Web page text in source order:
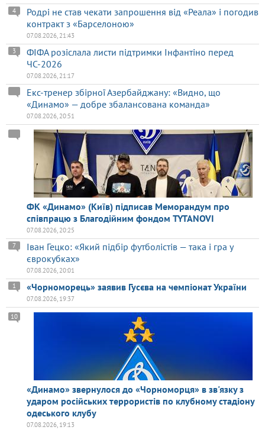
Родрі не став чекати запрошення від «Реала» і погодив
контракт з «Барселоною»
4
07.08.2026, 21:43
ФІФА розіслала листи підтримки Інфантіно перед
ЧС-2026
3
07.08.2026, 21:17
Екс-тренер збірної Азербайджану: «Видно, що
«Динамо» — добре збалансована команда»
07.08.2026, 20:51
ФК «Динамо» (Київ) підписав Меморандум про
співпрацю з Благодійним фондом TYTANOVI
07.08.2026, 20:25
Іван Гецко: «Який підбір футболістів — така і гра у
єврокубках»
7
07.08.2026, 20:01
«Чорноморець» заявив Гусєва на чемпіонат України
1
07.08.2026, 19:37
«Динамо» звернулося до «Чорноморця» в зв'язку з
ударом російських террористів по клубному стадіону
одеського клубу
10
07.08.2026, 19:13